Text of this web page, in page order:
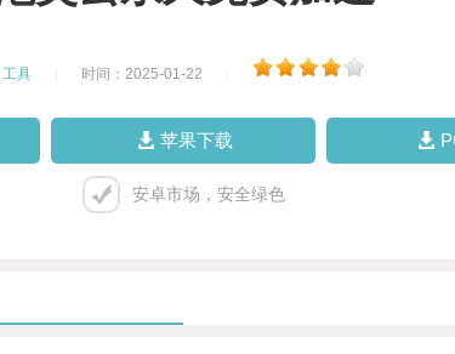
工具 时间：2025-01-22
苹果下载
安卓市场，安全绿色